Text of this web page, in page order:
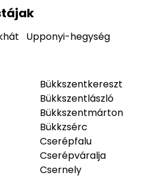
Upponyi-hegység
Bükkszentkereszt
Bükkszentlászló
Bükkszentmárton
Bükkzsérc
Cserépfalu
Cserépváralja
Csernely